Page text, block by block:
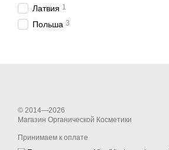
Латвия 1
Польша 3
© 2014—2026
Магазин Органической Косметики
Принимаем к оплате